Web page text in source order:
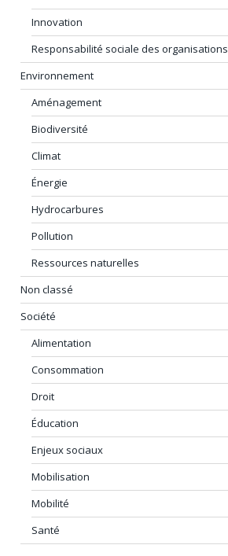
Innovation
Responsabilité sociale des organisations
Environnement
Aménagement
Biodiversité
Climat
Énergie
Hydrocarbures
Pollution
Ressources naturelles
Non classé
Société
Alimentation
Consommation
Droit
Éducation
Enjeux sociaux
Mobilisation
Mobilité
Santé